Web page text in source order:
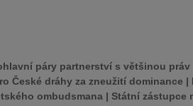
páry partnerství s většinou práv
České dráhy za zneužití dominance |
ombudsmana | Státní zástupce